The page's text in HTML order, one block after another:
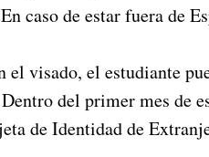
caso de estar fuera de
el visado, el estudiante
del primer mes de
de Identidad de